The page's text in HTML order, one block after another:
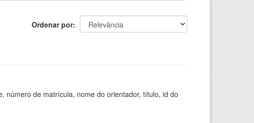
Ordenar por
número de matrícula, nome do orientador, título, id do